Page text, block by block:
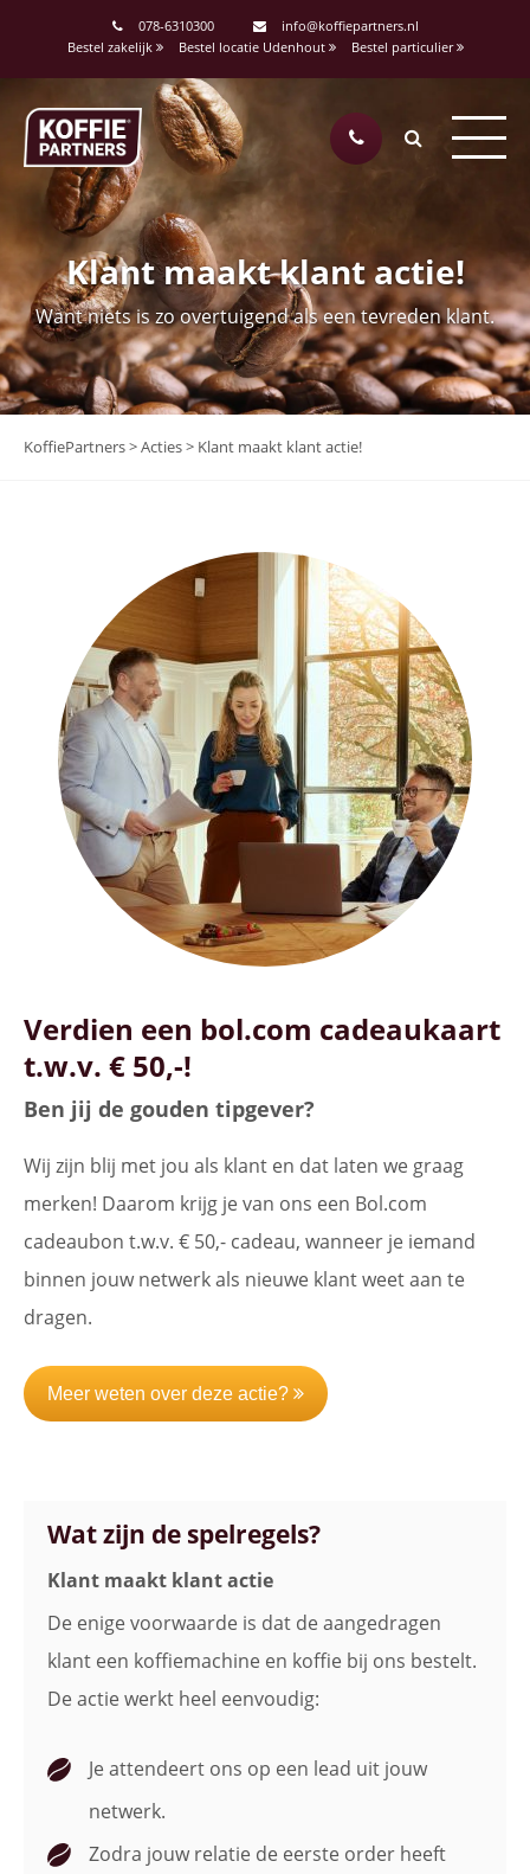
078-6310300
info@koffiepartners.nl
Bestel zakelijk
Bestel locatie Udenhout Bestel particulier
Klant maakt klant actie!
Want niets is zo overtuigend als een tevreden klant.
KoffiePartners>Acties> Klant maakt klant actie!
Verdien een bol.com cadeaukaart
t.w.v. € 50,-!
Ben jij de gouden tipgever?
Wij zijn blij met jou als klant en dat laten we graag
merken! Daarom krijg je van ons een Bol.com
cadeaubon t.w.v. € 50,- cadeau, wanneer je iemand
binnen jouw netwerk als nieuwe klant weet aan te
dragen.
Meer weten over deze actie?
Wat zijn de spelregels?
Klant maakt klant actie
De enige voorwaarde is dat de aangedragen
klant een koffiemachine en koffie bij ons bestelt.
De actie werkt heel eenvoudig:
Je attendeert ons op een lead uit jouw
netwerk.
Zodra jouw relatie de eerste order heeft